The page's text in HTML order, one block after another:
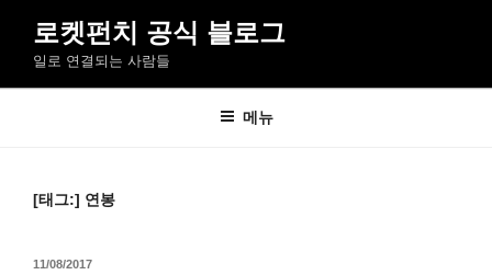
로
로켓펀치 공식 블로그
일로 연결되는 사람들
메뉴
[태그:] 연봉
작
11/08/2017